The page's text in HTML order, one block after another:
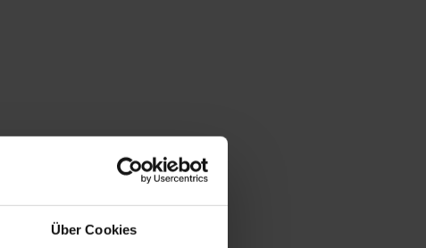
Über Cookies